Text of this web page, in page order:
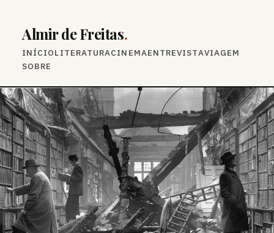
Almir de Freitas.
INÍCIOLITERATURACINEMAENTREVISTAVIAGEM
SOBRE